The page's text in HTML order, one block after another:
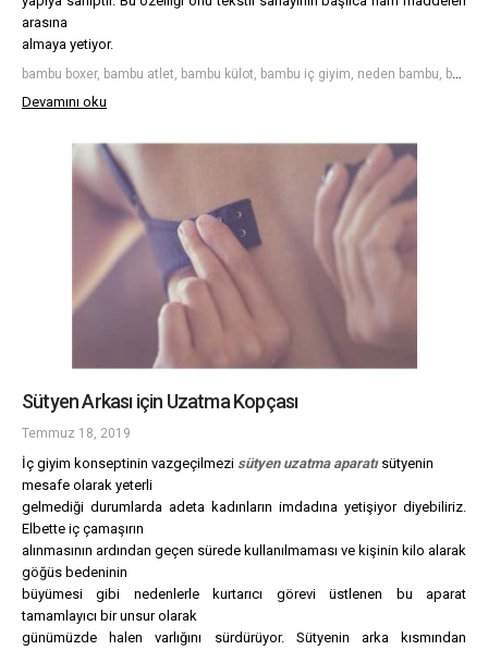
arasına
almaya yetiyor.
Devamını oku
Sütyen Arkası için Uzatma Kopçası
Temmuz 18, 2019
İç giyim konseptinin vazgeçilmezi sütyen uzatma aparatısütyenin
mesafe olarak yeterli
gelmediği durumlarda adeta kadınların imdadına yetişiyor diyebiliriz.
Elbette iç çamaşırın
alınmasının ardından geçen sürede kullanılmaması ve kişinin kilo alarak
göğüs bedeninin
büyümesi gibi nedenlerle kurtarıcı görevi üstlenen bu aparat
tamamlayıcı bir unsur olarak
günümüzde halen varlığını sürdürüyor. Sütyenin arka kısmından